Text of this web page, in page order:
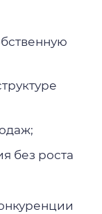
без роста